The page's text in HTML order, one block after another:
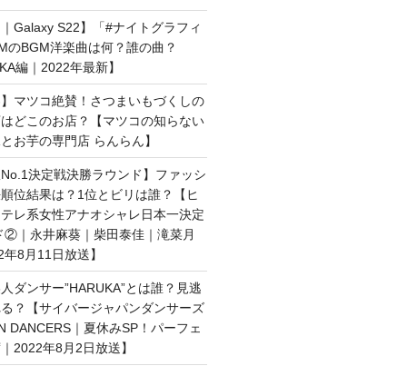
Galaxy S22】「#ナイトグラフィ
のBGM洋楽曲は何？誰の曲？
編｜2022年最新】
マツコ絶賛！さつまいもづくしの
どこのお店？【マツコの知らない
お芋の専門店 らんらん】
決定戦決勝ラウンド】ファッシ
位結果は？1位とビリは誰？【ヒ
レ系女性アナオシャレ日本一決定
②｜永井麻葵｜柴田泰佳｜滝菜月
8月11日放送】
ダンサー”HARUKA”とは誰？見逃
？【サイバージャパンダンサーズ
DANCERS｜夏休みSP！パーフェ
2022年8月2日放送】